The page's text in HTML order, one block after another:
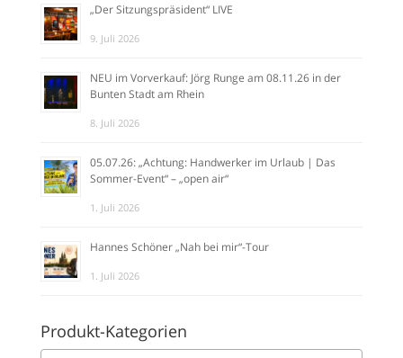
„Der Sitzungspräsident“ LIVE
9. Juli 2026
NEU im Vorverkauf: Jörg Runge am 08.11.26 in der
Bunten Stadt am Rhein
8. Juli 2026
05.07.26: „Achtung: Handwerker im Urlaub | Das
Sommer-Event“ – „open air“
1. Juli 2026
Hannes Schöner „Nah bei mir“-Tour
1. Juli 2026
Produkt-Kategorien